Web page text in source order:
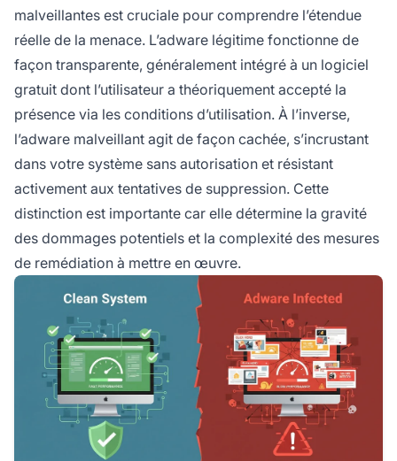
malveillantes est cruciale pour comprendre l’étendue
réelle de la menace. L’adware légitime fonctionne de
façon transparente, généralement intégré à un logiciel
gratuit dont l’utilisateur a théoriquement accepté la
présence via les conditions d’utilisation. À l’inverse,
l’adware malveillant agit de façon cachée, s’incrustant
dans votre système sans autorisation et résistant
activement aux tentatives de suppression. Cette
distinction est importante car elle détermine la gravité
des dommages potentiels et la complexité des mesures
de remédiation à mettre en œuvre.